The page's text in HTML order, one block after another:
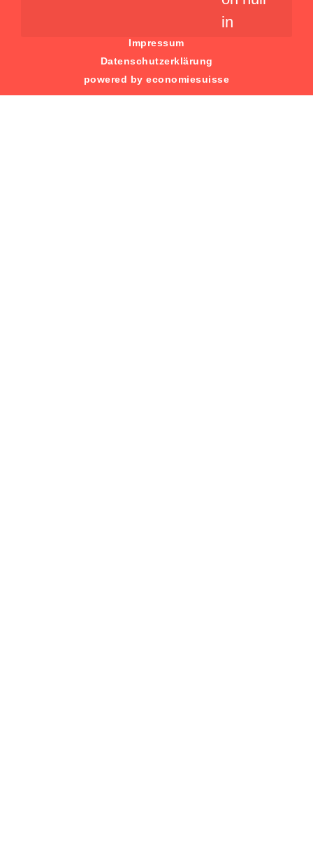
in
Impressum
Datenschutzerklärung
powered by economiesuisse